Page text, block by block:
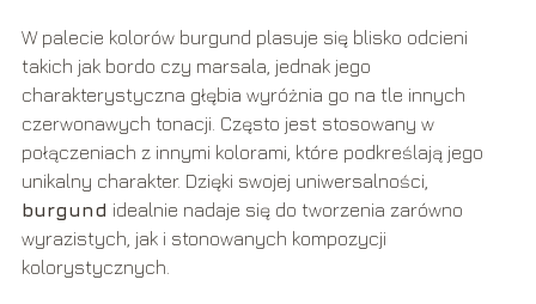
W palecie kolorów burgund plasuje się blisko odcieni
takich jak bordo czy marsala, jednak jego
charakterystyczna głębia wyróżnia go na tle innych
czerwonawych tonacji. Często jest stosowany w
połączeniach z innymi kolorami, które podkreślają jego
unikalny charakter. Dzięki swojej uniwersalności,
burgund idealnie nadaje się do tworzenia zarówno
wyrazistych, jak i stonowanych kompozycji
kolorystycznych.